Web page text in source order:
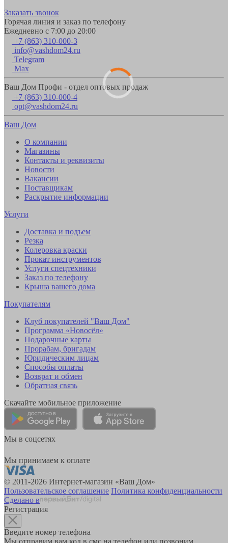
Заказать звонок
Горячая линия и заказ по телефону
Ежедневно с 7:00 до 20:00
+7 (863) 310-000-3
info@vashdom24.ru
Telegram
Max
Ваш Дом Профи - отдел оптовых продаж
+7 (863) 310-000-4
opt@vashdom24.ru
Ваш Дом
О компании
Магазины
Контакты и реквизиты
Новости
Вакансии
Поставщикам
Раскрытие информации
Услуги
Доставка и подъем
Резка
Колеровка краски
Прокат инструментов
Услуги спецтехники
Заказ по телефону
Крыша вашего дома
Покупателям
Клуб покупателей "Ваш Дом"
Программа «Новосёл»
Подарочные карты
Прорабам, бригадам
Юридическим лицам
Способы оплаты
Возврат и обмен
Обратная связь
Скачайте мобильное приложение
Мы в соцсетях
Мы принимаем к оплате
© 2011-2026 Интернет-магазин «Ваш Дом»
Пользовательское соглашение Политика конфиденциальности
Сделано в
Регистрация
Введите номер телефона